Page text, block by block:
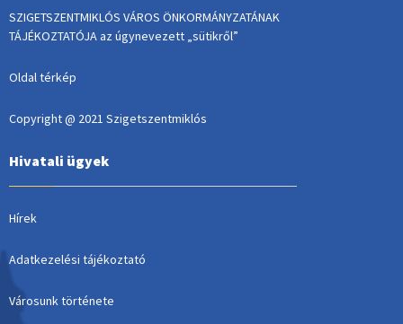
SZIGETSZENTMIKLÓS VÁROS ÖNKORMÁNYZATÁNAK
TÁJÉKOZTATÓJA az úgynevezett „sütikről”
Oldal térkép
Copyright @ 2021 Szigetszentmiklós
Hivatali ügyek
Hírek
Adatkezelési tájékoztató
Városunk története